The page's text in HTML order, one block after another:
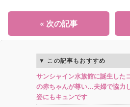
« 次の記事
この記事もおすすめ
サンシャイン水族館に誕生した
の赤ちゃんが尊い…夫婦で協力
姿にもキュンです